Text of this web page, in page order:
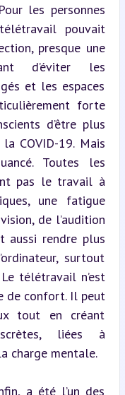
les personnes
pouvait
presque une
d’éviter les
et les espaces
forte
d’être plus
COVID-19. Mais
Toutes les
pas le travail à
une fatigue
de l’audition
aussi rendre plus
surtout
télétravail n’est
de confort. Il peut
tout en créant
liées à
charge mentale.
a été l’un des